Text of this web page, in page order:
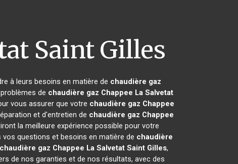
Saint Gilles
à leurs besoins en matière de chaudière gaz
de chaudière gaz Chappee La Salvetat
vous assurer que votre chaudière gaz Chappee
et d'entretien de chaudière gaz Chappee
la meilleure expérience possible pour votre
questions et besoins en matière de chaudière
chaudière gaz Chappee La Salvetat Saint Gilles,
de nos garanties et de nos résultats, avec des